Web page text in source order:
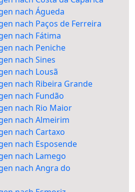
nach Águeda
nach Paços de Ferreira
nach Fátima
nach Peniche
nach Sines
nach Lousã
nach Ribeira Grande
nach Fundão
nach Rio Maior
nach Almeirim
nach Cartaxo
nach Esposende
nach Lamego
nach Angra do